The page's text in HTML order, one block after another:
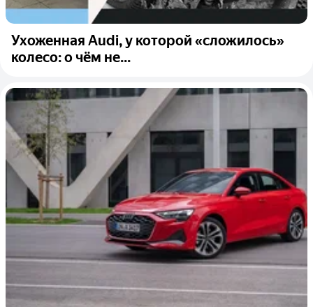
Ухоженная Audi, у которой «сложилось»
колесо: о чём не...